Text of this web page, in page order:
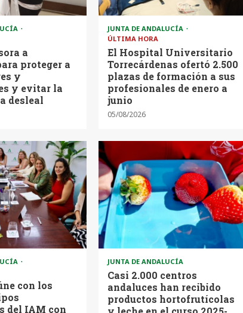
a
proteger a
y
y evitar la
desleal
JUNTA DE ANDALUCÍA
ÚLTIMA HORA
El Hospital Universitario
Torrecárdenas ofertó 2.500
plazas de formación a sus
profesionales de enero a
junio
05/08/2026
con los
del IAM con
JUNTA DE ANDALUCÍA
Casi 2.000 centros
andaluces han recibido
productos hortofrutícolas